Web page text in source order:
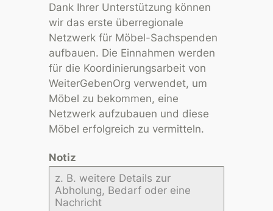
Dank Ihrer Unterstützung können
wir das erste überregionale
Netzwerk für Möbel-Sachspenden
aufbauen. Die Einnahmen werden
für die Koordinierungsarbeit von
WeiterGebenOrg verwendet, um
Möbel zu bekommen, eine
Netzwerk aufzubauen und diese
Möbel erfolgreich zu vermitteln.
Notiz